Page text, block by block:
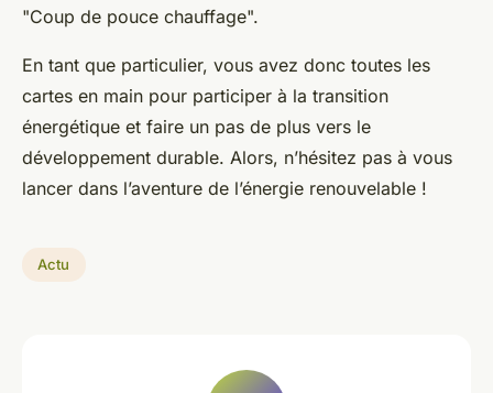
"Coup de pouce chauffage".
En tant que particulier, vous avez donc toutes les
cartes en main pour participer à la transition
énergétique et faire un pas de plus vers le
développement durable. Alors, n’hésitez pas à vous
lancer dans l’aventure de l’énergie renouvelable !
Actu